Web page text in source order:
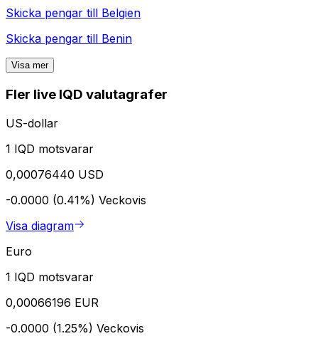
Skicka pengar till Belgien
Skicka pengar till Benin
Visa mer
Fler live IQD valutagrafer
US-dollar
1 IQD motsvarar
0,00076440 USD
-0.0000 (0.41%) Veckovis
Visa diagram
Euro
1 IQD motsvarar
0,00066196 EUR
-0.0000 (1.25%) Veckovis